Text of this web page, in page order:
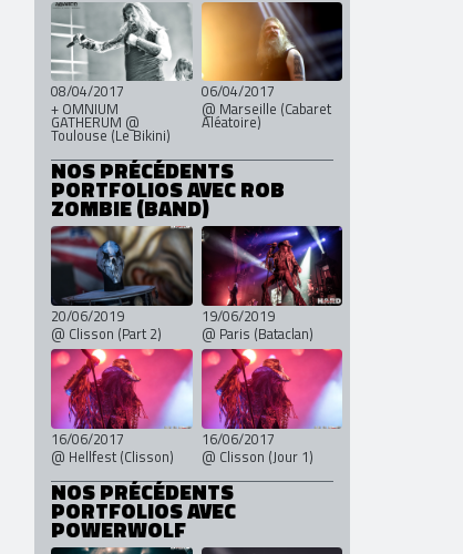
08/04/2017
+ OMNIUM
GATHERUM @
Toulouse (Le Bikini)
06/04/2017
@ Marseille (Cabaret
Aléatoire)
NOS PRÉCÉDENTS
PORTFOLIOS AVEC ROB
ZOMBIE (BAND)
20/06/2019
@ Clisson (Part 2)
19/06/2019
@ Paris (Bataclan)
16/06/2017
@ Hellfest (Clisson)
16/06/2017
@ Clisson (Jour 1)
NOS PRÉCÉDENTS
PORTFOLIOS AVEC
POWERWOLF